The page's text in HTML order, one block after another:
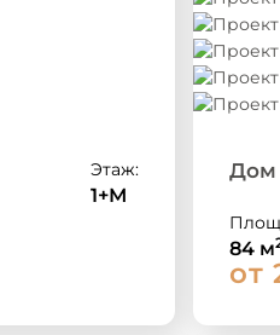
Этаж:
1+М
Дом
84 м
от